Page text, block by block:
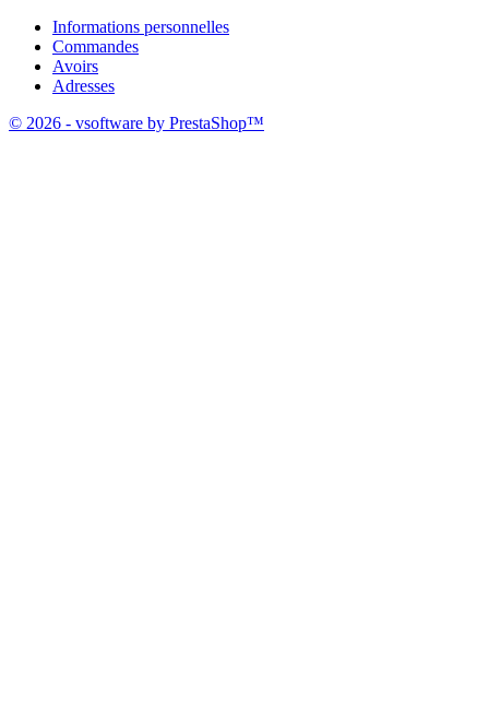
Informations personnelles
Commandes
Avoirs
Adresses
© 2026 - vsoftware by PrestaShop™